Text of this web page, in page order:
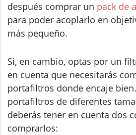
después comprar un pack de
para poder acoplarlo en
más pequeño.
Si, en cambio, optas por un
en cuenta que necesitarás
portafiltros donde encaje
portafiltros de diferentes
deberás tener en cuenta dos
comprarlos: